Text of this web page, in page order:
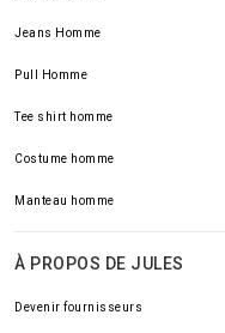
Jeans Homme
Pull Homme
Tee shirt homme
Costume homme
Manteau homme
À PROPOS DE JULES
Devenir fournisseurs